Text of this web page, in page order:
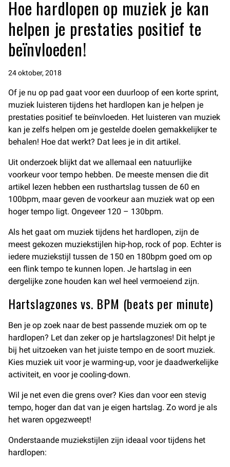
Hoe hardlopen op muziek je kan
helpen je prestaties positief te
beïnvloeden!
24 oktober, 2018
Of je nu op pad gaat voor een duurloop of een korte sprint,
muziek luisteren tijdens het hardlopen kan je helpen je
prestaties positief te beïnvloeden. Het luisteren van muziek
kan je zelfs helpen om je gestelde doelen gemakkelijker te
behalen! Hoe dat werkt? Dat lees je in dit artikel.
Uit onderzoek blijkt dat we allemaal een natuurlijke
voorkeur voor tempo hebben. De meeste mensen die dit
artikel lezen hebben een rusthartslag tussen de 60 en
100bpm, maar geven de voorkeur aan muziek wat op een
hoger tempo ligt. Ongeveer 120 – 130bpm.
Als het gaat om muziek tijdens het hardlopen, zijn de
meest gekozen muziekstijlen hip-hop, rock of pop. Echter is
iedere muziekstijl tussen de 150 en 180bpm goed om op
een flink tempo te kunnen lopen. Je hartslag in een
dergelijke zone houden kan wel heel vermoeiend zijn.
Hartslagzones vs. BPM (beats per minute)
Ben je op zoek naar de best passende muziek om op te
hardlopen? Let dan zeker op je hartslagzones! Dit helpt je
bij het uitzoeken van het juiste tempo en de soort muziek.
Kies muziek uit voor je warming-up, voor je daadwerkelijke
activiteit, en voor je cooling-down.
Wil je net even die grens over? Kies dan voor een stevig
tempo, hoger dan dat van je eigen hartslag. Zo word je als
het waren opgezweept!
Onderstaande muziekstijlen zijn ideaal voor tijdens het
hardlopen: